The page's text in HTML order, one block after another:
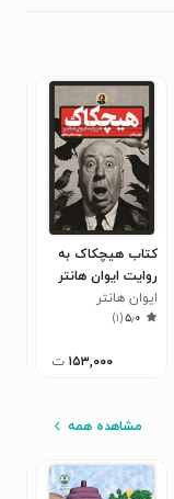
کتاب هیچکاک به
روایت ایوان هانتر
ایوان هانتر
۵٫۰(۱)
۱۵۳,۰۰۰ ت
مشاهده همه